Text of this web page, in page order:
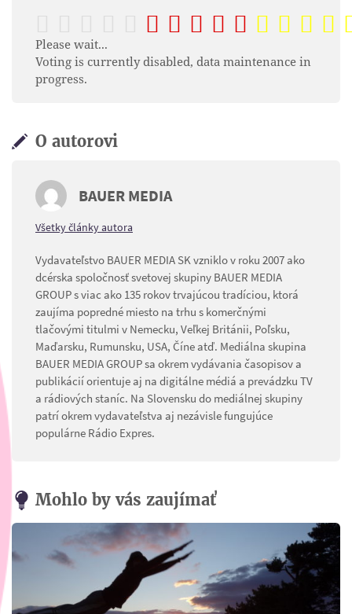
Please wait...
Voting is currently disabled, data maintenance in
progress.
O autorovi
BAUER MEDIA
Všetky články autora
Vydavateľstvo BAUER MEDIA SK vzniklo v roku 2007 ako
dcérska spoločnosť svetovej skupiny BAUER MEDIA
GROUP s viac ako 135 rokov trvajúcou tradíciou, ktorá
zaujíma popredné miesto na trhu s komerčnými
tlačovými titulmi v Nemecku, Veľkej Británii, Poľsku,
Maďarsku, Rumunsku, USA, Číne atď. Mediálna skupina
BAUER MEDIA GROUP sa okrem vydávania časopisov a
publikácií orientuje aj na digitálne médiá a prevádzku TV
a rádiových staníc. Na Slovensku do mediálnej skupiny
patrí okrem vydavateľstva aj nezávisle fungujúce
populárne Rádio Expres.
Mohlo by vás zaujímať